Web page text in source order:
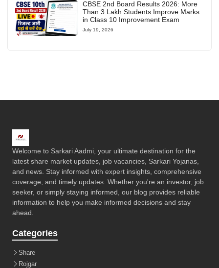
CBSE 2nd Board Results 2026: More
Than 3 Lakh Students Improve Marks
in Class 10 Improvement Exam
July 19, 2026
Welcome to Sarkari Aadmi, your ultimate destination for the
latest share market updates, job vacancies, Sarkari Yojanas,
and news. Stay informed with expert insights, comprehensive
coverage, and timely updates. Whether you're an investor, job
seeker, or simply staying informed, our blog provides reliable
information to help you make informed decisions and stay
ahead.
Categories
Share
Rojgar